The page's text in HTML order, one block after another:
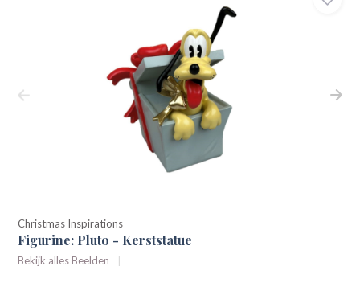
Christmas Inspirations
Figurine: Pluto - Kerststatue
Bekijk alles Beelden